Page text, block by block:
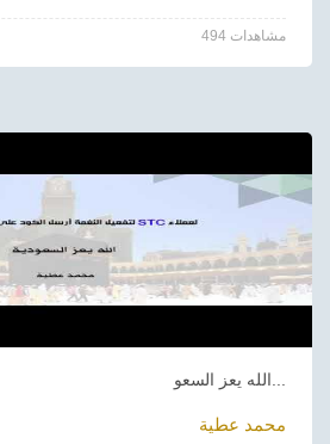
494 مشاهدات
محمد عطية